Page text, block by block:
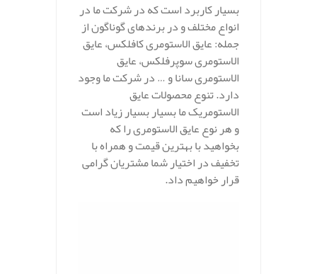
بسیار کاربرد است که در شرکت ما در
انواع مختلف و در برندهای گوناگون از
جمله: عایق الاستومری کافلکس، عایق
الاستومری سوپرفلکس، عایق
الاستومری سانا و … در شرکت ما وجود
دارد. تنوع محصولات عایق
الاستومریک ما بسیار بسیار زیاد است
و هر نوع عایق الاستومری را که
بخواهید با بهترین قیمت و همراه با
تخفیف در اختیار شما مشتریان گرامی
قرار خواهیم داد.